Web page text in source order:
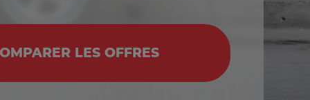
LES OFFRES